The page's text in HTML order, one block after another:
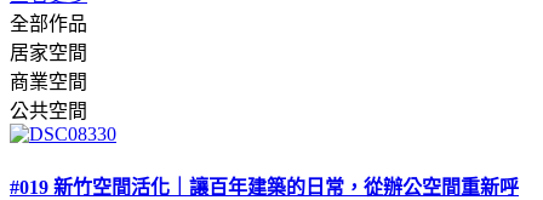
全部作品
居家空間
商業空間
公共空間
#019 新竹空間活化｜讓百年建築的日常，從辦公空間重新呼